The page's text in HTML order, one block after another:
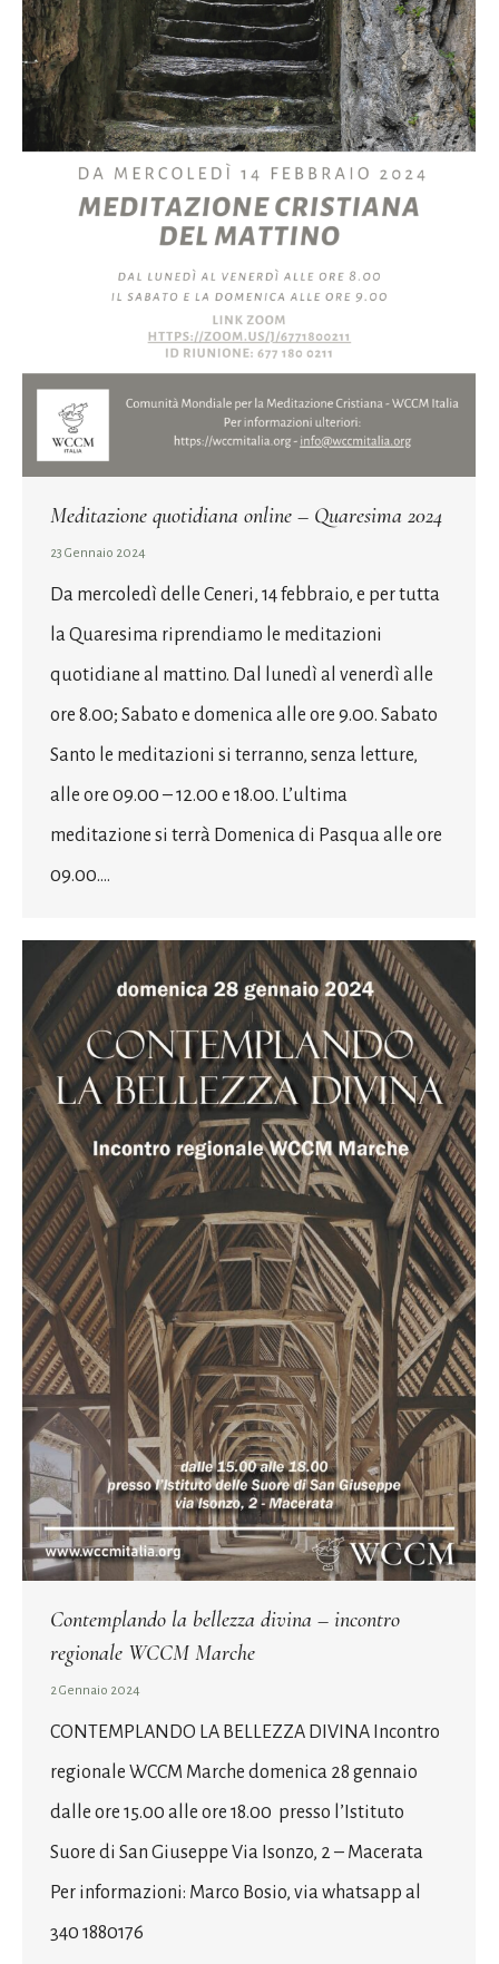
Meditazione quotidiana online – Quaresima 2024
23 Gennaio 2024
Da mercoledì delle Ceneri, 14 febbraio, e per tutta
la Quaresima riprendiamo le meditazioni
quotidiane al mattino. Dal lunedì al venerdì alle
ore 8.00; Sabato e domenica alle ore 9.00. Sabato
Santo le meditazioni si terranno, senza letture,
alle ore 09.00 – 12.00 e 18.00. L’ultima
meditazione si terrà Domenica di Pasqua alle ore
09.00.…
Contemplando la bellezza divina – incontro
regionale WCCM Marche
2 Gennaio 2024
CONTEMPLANDO LA BELLEZZA DIVINA Incontro
regionale WCCM Marche domenica 28 gennaio
dalle ore 15.00 alle ore 18.00 presso l’Istituto
Suore di San Giuseppe Via Isonzo, 2 – Macerata
Per informazioni: Marco Bosio, via whatsapp al
340 1880176